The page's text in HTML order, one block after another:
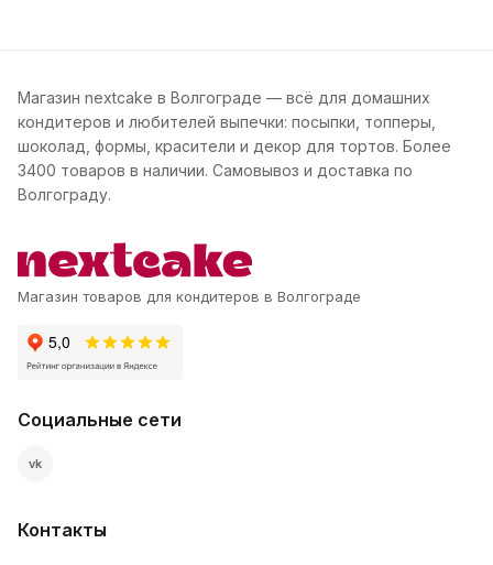
Магазин nextcake в Волгограде — всё для домашних
кондитеров и любителей выпечки: посыпки, топперы,
шоколад, формы, красители и декор для тортов. Более
3400 товаров в наличии. Самовывоз и доставка по
Волгограду.
Магазин товаров для кондитеров в Волгограде
Социальные сети
vk
Контакты